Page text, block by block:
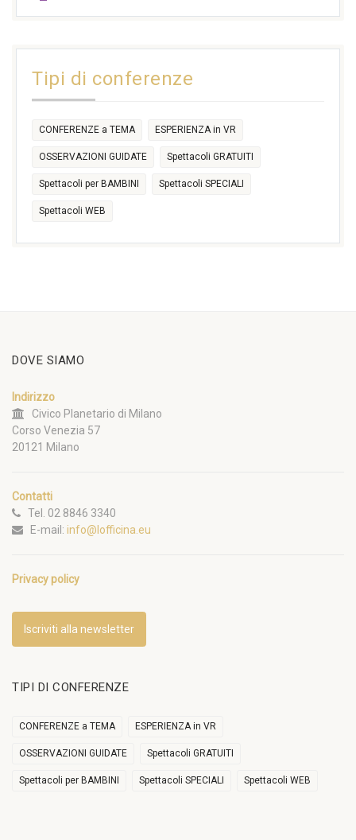
17:30
Tipi di conferenze
CONFERENZE a TEMA ESPERIENZA in VR
OSSERVAZIONI GUIDATE Spettacoli GRATUITI
Spettacoli per BAMBINI Spettacoli SPECIALI
Spettacoli WEB
DOVE SIAMO
Indirizzo
Civico Planetario di Milano
Corso Venezia 57
20121 Milano
Contatti
Tel. 02 8846 3340
E-mail: info@lofficina.eu
Privacy policy
Iscriviti alla newsletter
TIPI DI CONFERENZE
CONFERENZE a TEMA ESPERIENZA in VR
OSSERVAZIONI GUIDATE Spettacoli GRATUITI
Spettacoli per BAMBINI Spettacoli SPECIALI Spettacoli WEB